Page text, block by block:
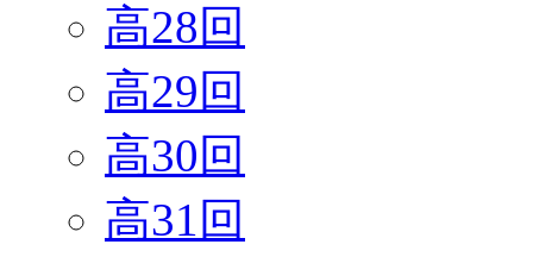
高28回
高29回
高30回
高31回